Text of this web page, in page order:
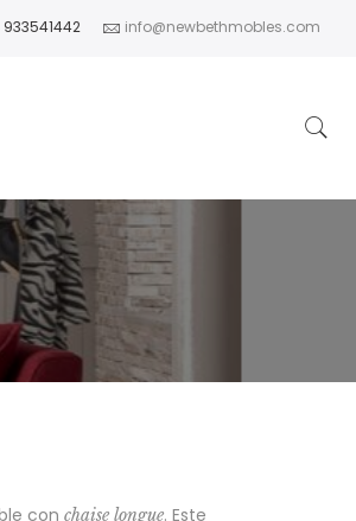
info@newbethmobles.com
conchaise longue. Este